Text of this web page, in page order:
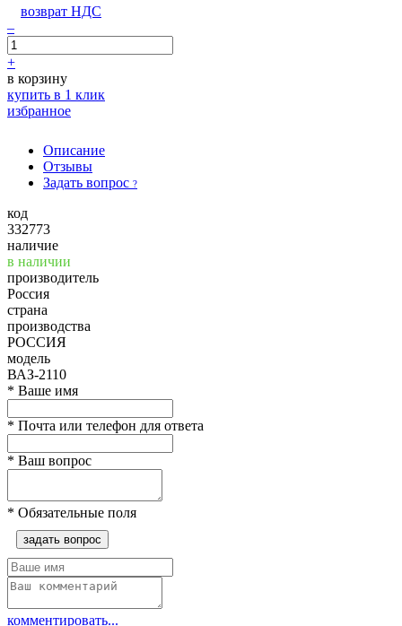
возврат НДС
–
+
в корзину
купить в 1 клик
избранное
Описание
Отзывы
Задать вопрос ?
код
332773
наличие
в наличии
производитель
Россия
страна
производства
РОССИЯ
модель
ВАЗ-2110
* Ваше имя
* Почта или телефон для ответа
* Ваш вопрос
* Обязательные поля
задать вопрос
комментировать...